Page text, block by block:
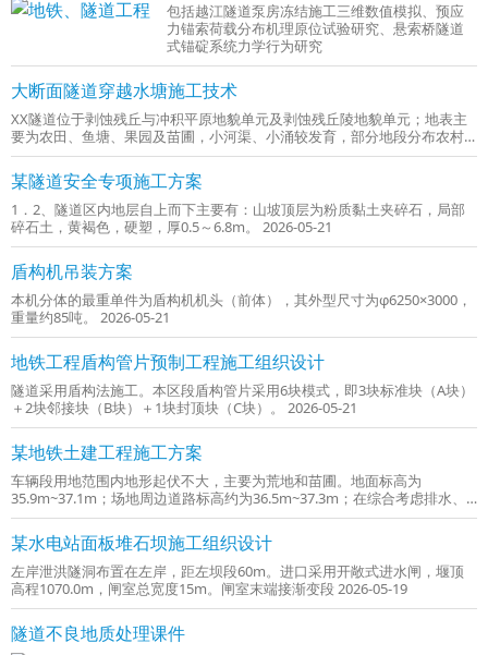
包括越江隧道泵房冻结施工三维数值模拟、预应
力锚索荷载分布机理原位试验研究、悬索桥隧道
式锚碇系统力学行为研究
大断面隧道穿越水塘施工技术
XX隧道位于剥蚀残丘与冲积平原地貌单元及剥蚀残丘陵地貌单元；地表主
要为农田、鱼塘、果园及苗圃，小河渠、小涌较发育，部分地段分布农村
低层房屋 2026-05-21
某隧道安全专项施工方案
1．2、隧道区内地层自上而下主要有：山坡顶层为粉质黏土夹碎石，局部
碎石土，黄褐色，硬塑，厚0.5～6.8m。 2026-05-21
盾构机吊装方案
本机分体的最重单件为盾构机机头（前体），其外型尺寸为φ6250×3000，
重量约85吨。 2026-05-21
地铁工程盾构管片预制工程施工组织设计
隧道采用盾构法施工。本区段盾构管片采用6块模式，即3块标准块（A块）
＋2块邻接块（B块）＋1块封顶块（C块）。 2026-05-21
某地铁土建工程施工方案
车辆段用地范围内地形起伏不大，主要为荒地和苗圃。地面标高为
35.9m~37.1m；场地周边道路标高约为36.5m~37.3m；在综合考虑排水、
与地铁正线纵向衔接 2026-05-19
某水电站面板堆石坝施工组织设计
左岸泄洪隧洞布置在左岸，距左坝段60m。进口采用开敞式进水闸，堰顶
高程1070.0m，闸室总宽度15m。闸室末端接渐变段 2026-05-19
隧道不良地质处理课件